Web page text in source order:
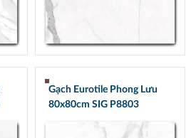
Gạch Eurotile Phong Lưu
80x80cm SIG P8803